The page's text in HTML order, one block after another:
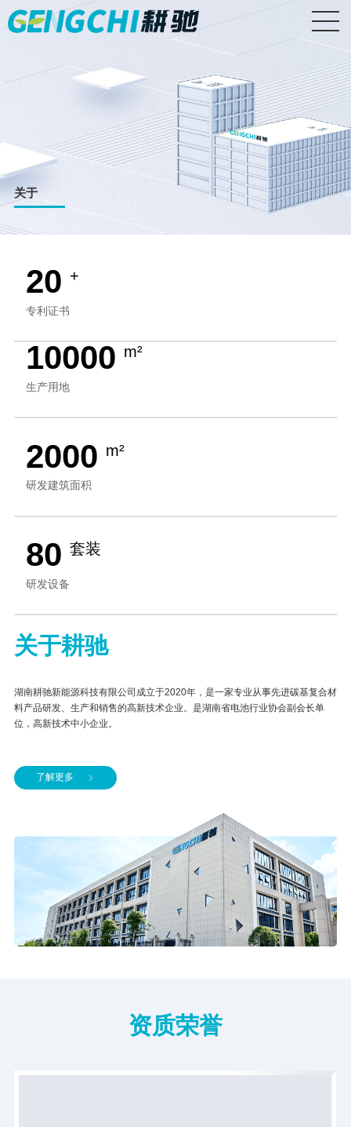
关于
20 +
专利证书
10000 m²
生产用地
2000 m²
研发建筑面积
80 套装
研发设备
关于耕驰
湖南耕驰新能源科技有限公司成立于2020年，是一家专业从事先进碳基复合材
料产品研发、生产和销售的高新技术企业。是湖南省电池行业协会副会长单
位，高新技术中小企业。
了解更多
资质荣誉